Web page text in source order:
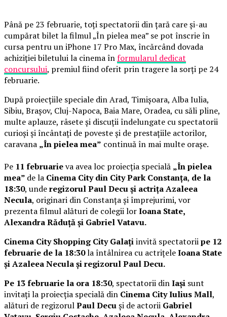
Până pe 23 februarie, toți spectatorii din țară care și-au
cumpărat bilet la filmul „În pielea mea” se pot înscrie în
cursa pentru un iPhone 17 Pro Max, încărcând dovada
achiziției biletului la cinema înformularul dedicat
concursului, premiul fiind oferit prin tragere la sorți pe 24
februarie.
După proiecțiile speciale din Arad, Timișoara, Alba Iulia,
Sibiu, Brașov, Cluj-Napoca, Baia Mare, Oradea, cu săli pline,
multe aplauze, râsete și discuții îndelungate cu spectatorii
curioși și încântați de poveste și de prestațiile actorilor,
caravana „În pielea mea” continuă în mai multe orașe.
Pe 11 februarieva avea loc proiecția specială „În pielea
mea” de la Cinema City din City Park Constanța, de la
18:30, underegizorul Paul Decu și actrița Azaleea
Necula, originari din Constanța și împrejurimi, vor
prezenta filmul alături de colegii lorIoana State,
Alexandra Răduță și Gabriel Vatavu.
Cinema City Shopping City Galațiinvită spectatoriipe 12
februarie de la 18:30la întâlnirea cu actrițeleIoana State
și Azaleea Necula și regizorul Paul Decu.
Pe 13 februarie la ora 18:30, spectatorii dinIași sunt
invitați la proiecția specială din Cinema City Iulius Mall,
alături de regizorulPaul Decuși de actorii Gabriel